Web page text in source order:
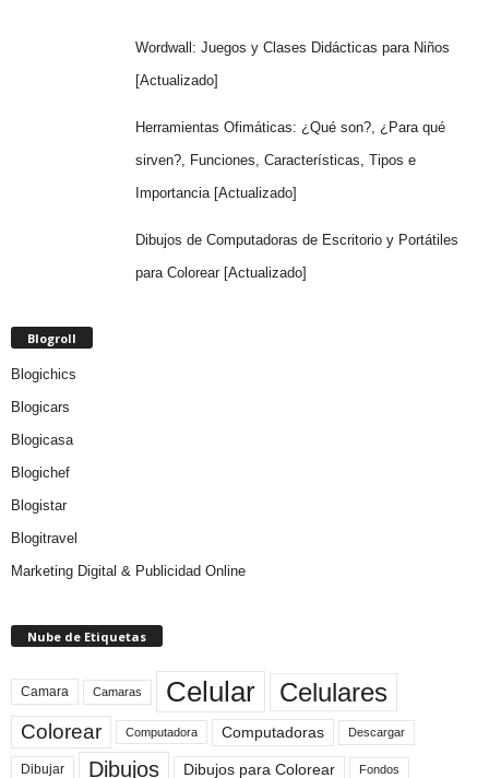
Wordwall: Juegos y Clases Didácticas para Niños
[Actualizado]
Herramientas Ofimáticas: ¿Qué son?, ¿Para qué
sirven?, Funciones, Características, Tipos e
Importancia [Actualizado]
Dibujos de Computadoras de Escritorio y Portátiles
para Colorear [Actualizado]
Blogroll
Blogichics
Blogicars
Blogicasa
Blogichef
Blogistar
Blogitravel
Marketing Digital & Publicidad Online
Nube de Etiquetas
Camara Camaras Celular Celulares
Colorear Computadora Computadoras Descargar
Dibujar Dibujos Dibujos para Colorear Fondos